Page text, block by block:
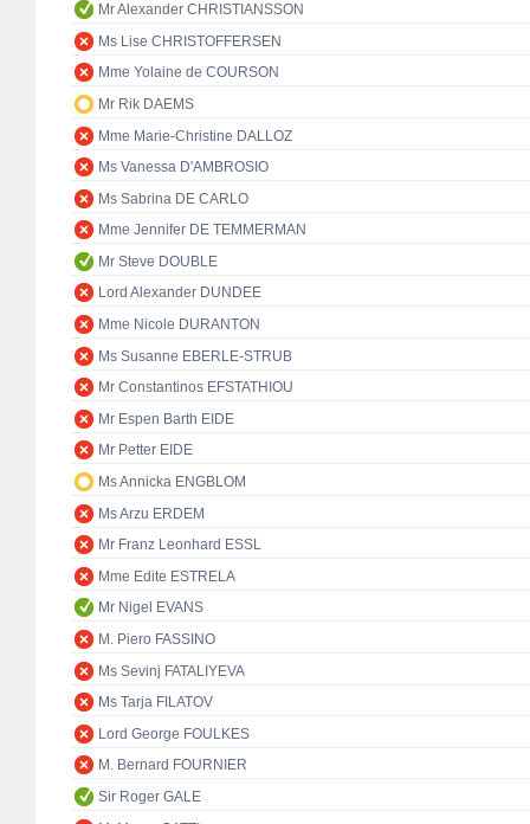
Mr Alexander CHRISTIANSSON
Ms Lise CHRISTOFFERSEN
Mme Yolaine de COURSON
Mr Rik DAEMS
Mme Marie-Christine DALLOZ
Ms Vanessa D'AMBROSIO
Ms Sabrina DE CARLO
Mme Jennifer DE TEMMERMAN
Mr Steve DOUBLE
Lord Alexander DUNDEE
Mme Nicole DURANTON
Ms Susanne EBERLE-STRUB
Mr Constantinos EFSTATHIOU
Mr Espen Barth EIDE
Mr Petter EIDE
Ms Annicka ENGBLOM
Ms Arzu ERDEM
Mr Franz Leonhard ESSL
Mme Edite ESTRELA
Mr Nigel EVANS
M. Piero FASSINO
Ms Sevinj FATALIYEVA
Ms Tarja FILATOV
Lord George FOULKES
M. Bernard FOURNIER
Sir Roger GALE